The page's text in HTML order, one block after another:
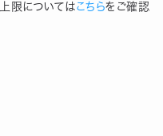
限についてはこちらをご確認